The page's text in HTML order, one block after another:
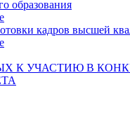
образования
кадров высшей
К УЧАСТИЮ В